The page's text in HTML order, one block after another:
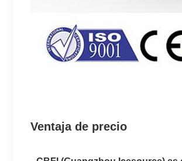
Ventaja de precio